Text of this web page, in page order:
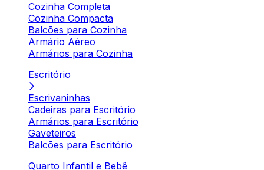
Cozinha Completa
Cozinha Compacta
Balcões para Cozinha
Armário Aéreo
Armários para Cozinha
Escritório
Escrivaninhas
Cadeiras para Escritório
Armários para Escritório
Gaveteiros
Balcões para Escritório
Quarto Infantil e Bebê